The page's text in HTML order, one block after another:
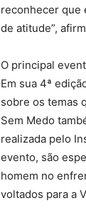
reconhecer que
de atitude”,
O principal
Em sua 4ª
sobre os temas
Sem Medo
realizada pelo
evento, são
homem no
voltados para a